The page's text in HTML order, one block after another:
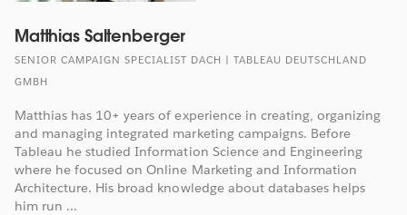
Matthias Saltenberger
SENIOR CAMPAIGN SPECIALIST DACH | TABLEAU DEUTSCHLAND
GMBH
Matthias has 10+ years of experience in creating, organizing
and managing integrated marketing campaigns. Before
Tableau he studied Information Science and Engineering
where he focused on Online Marketing and Information
Architecture. His broad knowledge about databases helps
him run ...